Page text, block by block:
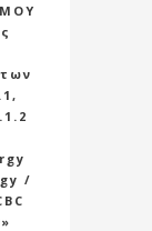
/